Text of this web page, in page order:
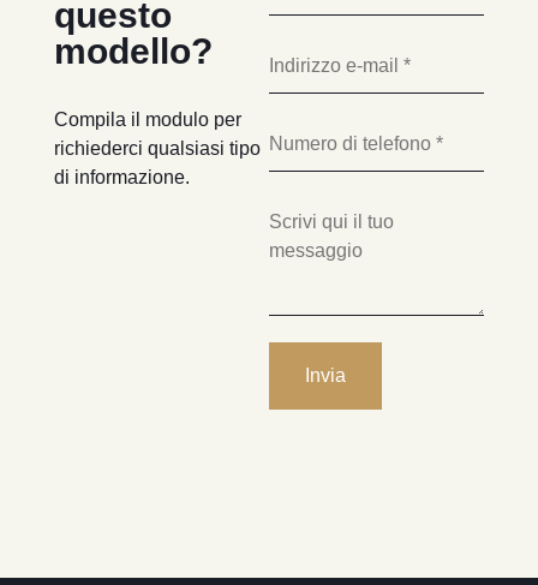
questo
modello?
Compila il modulo per
richiederci qualsiasi tipo
di informazione.